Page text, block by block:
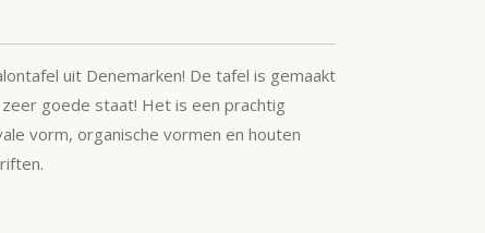
uit Denemarken! De tafel is gemaakt
goede staat! Het is een prachtig
vorm, organische vormen en houten